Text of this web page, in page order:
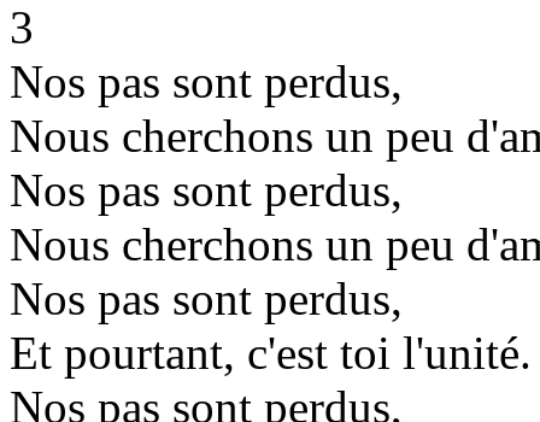
3
Nos pas sont perdus,
Nous cherchons un peu
Nos pas sont perdus,
Nous cherchons un peu
Nos pas sont perdus,
Et pourtant, c'est toi l'unité.
Nos pas sont perdus,